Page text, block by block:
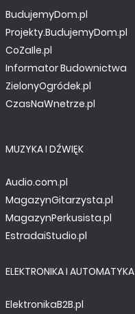
BudujemyDom.pl
Projekty.BudujemyDom.pl
CoZaIle.pl
Informator Budownictwa
ZielonyOgródek.pl
CzasNaWnetrze.pl
MUZYKA I DŹWIĘK
Audio.com.pl
MagazynGitarzysta.pl
MagazynPerkusista.pl
EstradaiStudio.pl
ELEKTRONIKA I AUTOMATYKA
ElektronikaB2B.pl